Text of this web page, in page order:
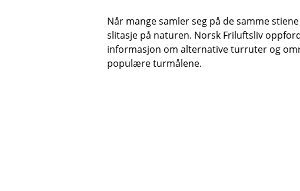
Når mange samler seg på de samme
slitasje på naturen. Norsk Friluftsliv
informasjon om alternative turruter og
populære turmålene.